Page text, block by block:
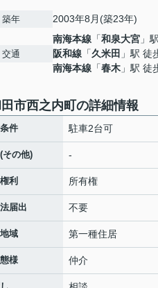
築年 2003年8月(築23年)
交通
南海本線 「和泉大宮 」
阪和線 「久米田 」駅 徒
南海本線 「春木 」駅 徒
市西之内町の詳細情報
件 駐車2台可
その他) -
利 所有権
届出 不要
域 第一種住居
様 仲介